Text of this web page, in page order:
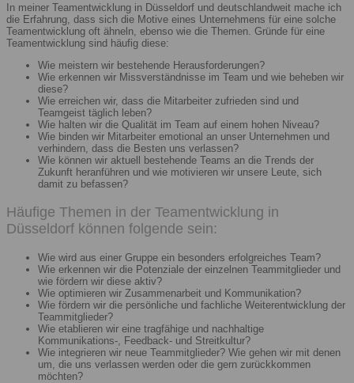
In meiner Teamentwicklung in Düsseldorf und deutschlandweit mache ich
die Erfahrung, dass sich die Motive eines Unternehmens für eine solche
Teamentwicklung oft ähneln, ebenso wie die Themen. Gründe für eine
Teamentwicklung sind häufig diese:
Wie meistern wir bestehende Herausforderungen?
Wie erkennen wir Missverständnisse im Team und wie beheben wir
diese?
Wie erreichen wir, dass die Mitarbeiter zufrieden sind und
Teamgeist täglich leben?
Wie halten wir die Qualität im Team auf einem hohen Niveau?
Wie binden wir Mitarbeiter emotional an unser Unternehmen und
verhindern, dass die Besten uns verlassen?
Wie können wir aktuell bestehende Teams an die Trends der
Zukunft heranführen und wie motivieren wir unsere Leute, sich
damit zu befassen?
Häufige Themen in der Teamentwicklung in
Düsseldorf können folgende sein:
Wie wird aus einer Gruppe ein besonders erfolgreiches Team?
Wie erkennen wir die Potenziale der einzelnen Teammitglieder und
wie fördern wir diese aktiv?
Wie optimieren wir Zusammenarbeit und Kommunikation?
Wie fördern wir die persönliche und fachliche Weiterentwicklung der
Teammitglieder?
Wie etablieren wir eine tragfähige und nachhaltige
Kommunikations-, Feedback- und Streitkultur?
Wie integrieren wir neue Teammitglieder? Wie gehen wir mit denen
um, die uns verlassen werden oder die gern zurückkommen
möchten?